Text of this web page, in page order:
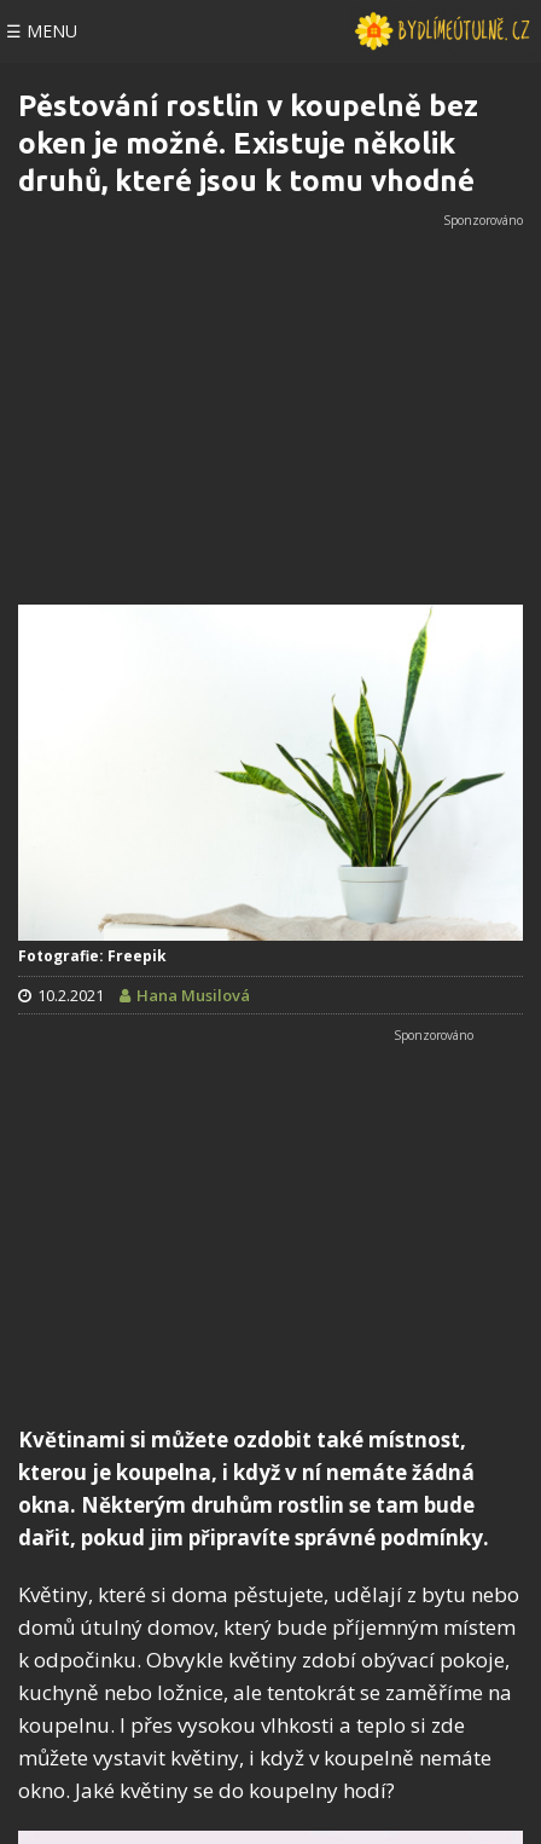
☰ MENU
Pěstování rostlin v koupelně bez
oken je možné. Existuje několik
druhů, které jsou k tomu vhodné
Fotografie: Freepik
10.2.2021 Hana Musilová
Květinami si můžete ozdobit také místnost,
kterou je koupelna, i když v ní nemáte žádná
okna. Některým druhům rostlin se tam bude
dařit, pokud jim připravíte správné podmínky.
Květiny, které si doma pěstujete, udělají z bytu nebo
domů útulný domov, který bude příjemným místem
k odpočinku. Obvykle květiny zdobí obývací pokoje,
kuchyně nebo ložnice, ale tentokrát se zaměříme na
koupelnu. I přes vysokou vlhkosti a teplo si zde
můžete vystavit květiny, i když v koupelně nemáte
okno. Jaké květiny se do koupelny hodí?